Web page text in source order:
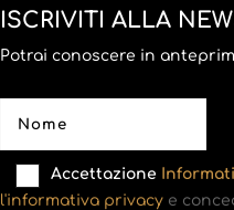
ISCRIVITI ALLA
Potrai conoscere in
Accettazione
l'informativa privacy e